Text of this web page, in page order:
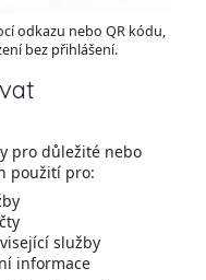
odkazu nebo QR kódu,
bez přihlášení.
pro důležité nebo
použití pro:
služby
informace